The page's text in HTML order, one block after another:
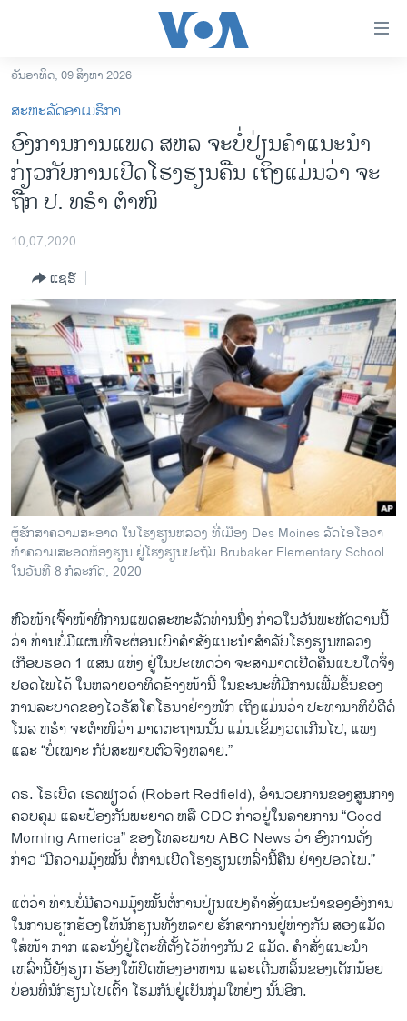
ເຂົ້າ
ຫາ
ຂ້າມ
ຂ້າມ
ຂ້າມ
ໄປ
ຫາ
ຊອກ
ລາວ
ອາເມຣິກາ
ການເລືອກຕັ້ງ ປະທານາທີບໍດີ ສະຫະລັດ 2024
ອິດສະຫຼະພາບດ້ານການຂ່າວ
ຊີວິດຊາວລາວ
ຊຸມຊົນຊາວລາວ
ວິທະຍາສາດ-ເທັກໂນໂລຈີ
ທຸລະກິດ
ພາສາອັງກິດ
ວີດີໂອ
ສຽງ
ລາຍງານ
ພາສາຕ່າງໆ
ວັນອາທິດ, 09 ສິງຫາ 2026
ສະຫະລັດອາເມຣິກາ
ອົງການການແພດ ສຫລ ຈະບໍ່ປ່ຽນຄໍາແນະນໍາ
ກ່ຽວກັບການເປີດໂຮງຮຽນຄືນ ເຖິງແມ່ນວ່າ ຈະ
ຖືກ ປ. ທຣໍາ ຕໍາໜິ
10,07,2020
ແຊຣ໌
ຜູ້ຮັກສາຄວາມສະອາດ ໃນໂຮງຮຽນຫລວງ ທີ່ເມືອງ Des Moines ລັດໄອໂອວາ
ທໍາຄວາມສະອດຫ້ອງຮຽນ ຢູ່ໂຮງຮຽນປະຖົມ Brubaker Elementary School
ໃນວັນທີ 8 ກໍລະກົດ, 2020
ຫົວໜ້າເຈົ້າໜ້າທີ່ການແພດສະຫະລັດທ່ານນຶ່ງ ກ່າວໃນວັນພະຫັດວານນີ້
ວ່າ ທ່ານບໍ່ມີແຜນທີ່ຈະຜ່ອນເບົາຄໍາສັ່ງແນະນໍາສໍາລັບໂຮງຮຽນຫລວງ
ເກືອບຮອດ 1 ແສນ ແຫ່ງ ຢູ່ໃນປະເທດວ່າ ຈະສາມາດເປີດຄືນແບບໃດຈຶ່ງ
ປອດໄພໄດ້ ໃນຫລາຍອາທິດຂ້າງໜ້ານີ້ ໃນຂະນະທີ່ມີການເພີ້ມຂຶ້ນຂອງ
ການລະບາດຂອງໄວຣັສໂຄໂຣນາຢ່າງໜັກ ເຖິງແມ່ນວ່າ ປະທານາທິບໍດີດໍ
ໂນລ ທຣໍາ ຈະຕໍາໜິວ່າ ມາດຕະຖານນັ້ນ ແມ່ນເຂັ້ມງວດເກີນໄປ, ແພງ
ແລະ “ບໍ່ເໝາະ ກັບສະພາບຕົວຈິງຫລາຍ.”
ດຣ. ໂຣເບີດ ເຣດຟຽວດ໌ (Robert Redfield), ອໍານວຍການຂອງສູນກາງ
ຄວບຄຸມ ແລະປ້ອງກັນພະຍາດ ຫລື CDC ກ່າວຢູ່ໃນລາຍການ “Good
Morning America” ຂອງໂທລະພາບ ABC News ວ່າ ອົງການດັ່ງ
ກ່າວ “ມີຄວາມມຸ້ງໝັ້ນ ຕໍ່ການເປີດໂຮງຮຽນເຫລົ່ານີ້ຄືນ ຢ່າງປອດໄພ.”
ແຕ່ວ່າ ທ່ານບໍ່ມີຄວາມມຸ້ງໝັ້ນຕໍ່ການປ່ຽນແປງຄໍາສັ່ງແນະນໍາຂອງອົງການ
ໃນການຮຽກຮ້ອງໃຫ້ນັກຮຽນທັງຫລາຍ ຮັກສາການຢູ່ຫ່າງກັນ ສອງແມັດ
ໃສ່ໜ້າ ກາກ ແລະນັ່ງຢູ່ໂຕະທີ່ຕັ້ງໄວ້ຫ່າງກັນ 2 ແມັດ. ຄໍາສັ່ງແນະນໍາ
ເຫລົ່ານີ້ຍັງຮຽກ ຮ້ອງໃຫ້ປິດຫ້ອງອາຫານ ແລະເດີ່ນຫລິ້ນຂອງເດັກນ້ອຍ
ບ່ອນທີ່ນັກຮຽນໄປເຕົ້າ ໂຮມກັນຢູ່ເປັນກຸ່ມໃຫຍ່ໆ ນັ້ນອີກ.